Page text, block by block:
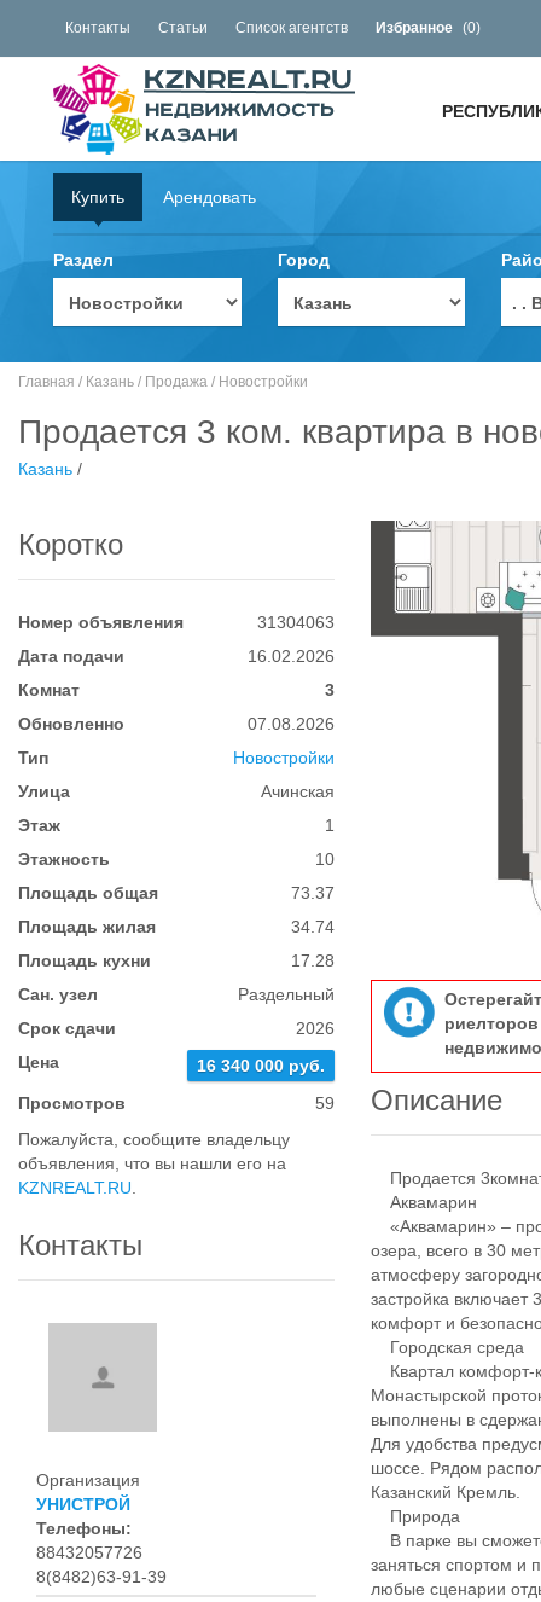
Контакты Статьи Список агентств Избранное (0)
Купить Арендовать
Раздел Город
. .
Главная / Казань / Продажа / Новостройки
Продается 3 ком. квартира в
Казань /
Коротко
Номер объявления
31304063
Дата подачи
16.02.2026
Комнат
3
Обновленно
07.08.2026
Тип
Новостройки
Улица
Ачинская
Этаж
1
Этажность
10
Площадь общая
73.37
Площадь жилая
34.74
Площадь кухни
17.28
Сан. узел
Раздельный
Срок сдачи
2026
Цена
16 340 000 руб.
Просмотров
59
Пожалуйста, сообщите владельцу
объявления, что вы нашли его на
KZNREALT.RU
Контакты
Организация
УНИСТРОЙ
Телефоны:
88432057726
8(8482)63-91-39
Описание
Продается
Аквамарин
«Аквамарин» –
озера, всего в 30
атмосферу
застройка
комфорт и
Городская среда
Квартал комфорт-
Монастырской
выполнены в
Для удобства
шоссе. Рядом
Казанский Кремль.
Природа
В парке вы
заняться спортом и
любые сценарии